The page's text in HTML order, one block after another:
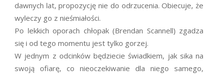
dawnych lat, propozycję nie do odrzucenia. Obiecuje, że
wyleczy go z nieśmiałości.
Po lekkich oporach chłopak (Brendan Scannell) zgadza
się i od tego momentu jest tylko gorzej.
W jednym z odcinków będziecie świadkiem, jak sika na
swoją ofiarę, co nieoczekiwanie dla niego samego,